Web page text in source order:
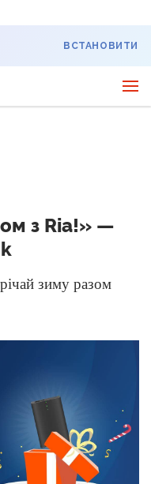
ВСТАНОВИТИ
з Ria!» —
зиму разом